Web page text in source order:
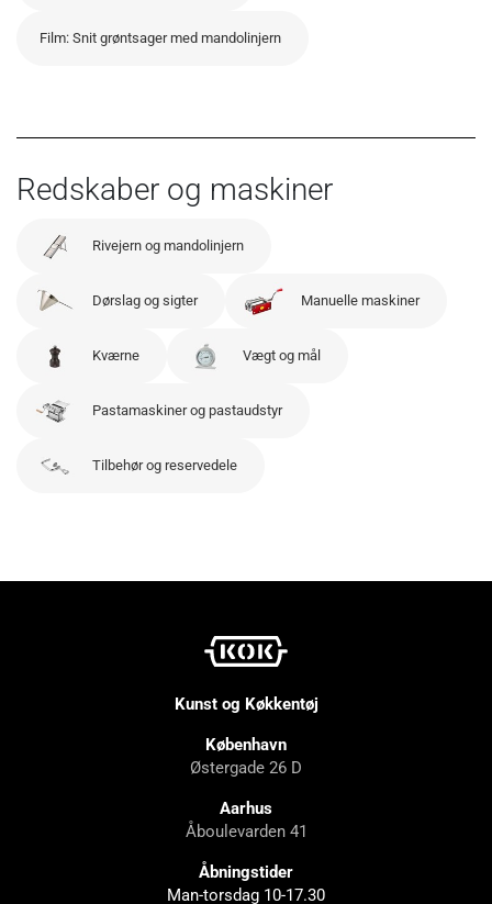
Film: Snit grøntsager med mandolinjern
Redskaber og maskiner
Rivejern og mandolinjern
Dørslag og sigter Manuelle maskiner
Kværne Vægt og mål
Pastamaskiner og pastaudstyr
Tilbehør og reservedele
Kunst og Køkkentøj
København
Østergade 26 D
Aarhus
Åboulevarden 41
Åbningstider
Man-torsdag 10-17.30